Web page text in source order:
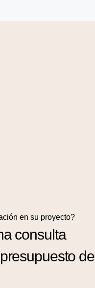
en su proyecto?
consulta
de